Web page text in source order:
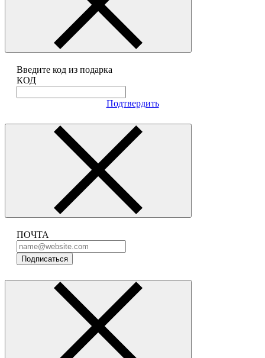
Введите код из подарка
КОД
Подтвердить
ПОЧТА
Подписаться